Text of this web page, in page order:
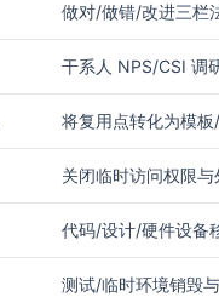
做对/做错/改进三栏
干系人 NPS/CSI 调
将复用点转化为模板/
关闭临时访问权限与
代码/设计/硬件设备
测试/临时环境销毁与